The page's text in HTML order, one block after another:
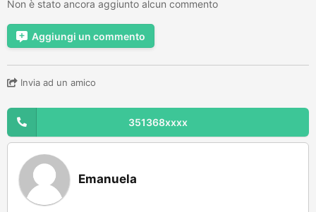
Non è stato ancora aggiunto alcun commento
Aggiungi un commento
Invia ad un amico
351368xxxx
Emanuela